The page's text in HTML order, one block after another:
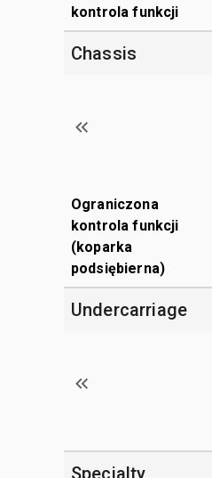
kontrola funkcji
Chassis
Ograniczona
kontrola funkcji
(koparka
podsiębierna)
Undercarriage
Specialty